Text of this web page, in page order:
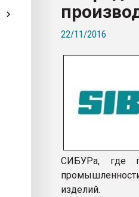
Всё, что касается выдува
бутылок
ПЕРЕЙТИ НА
22/11/2016
СИБУРа, где
изделий.